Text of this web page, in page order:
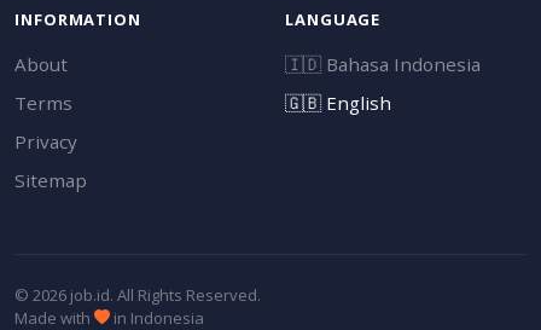
INFORMATION
About
Terms
Privacy
Sitemap
LANGUAGE
🇮🇩 Bahasa Indonesia
🇬🇧English
© 2026 job.id. All Rights Reserved.
Made with
in Indonesia